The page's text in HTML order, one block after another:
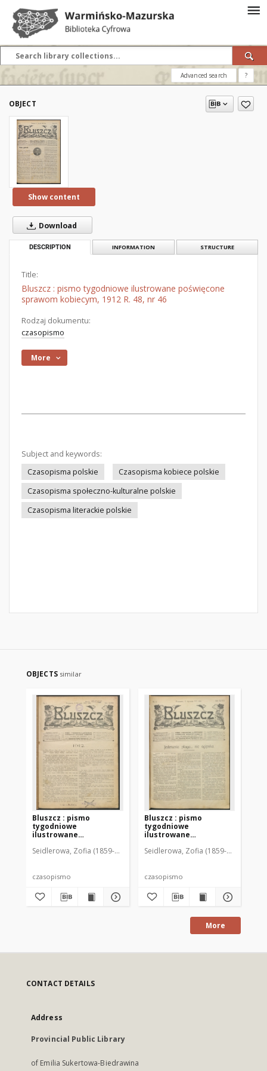
Advanced search ?
OBJECT
Show content
Download
DESCRIPTION INFORMATION STRUCTURE
Title:
Bluszcz : pismo tygodniowe ilustrowane poświęcone
sprawom kobiecym, 1912 R. 48, nr 46
Rodzaj dokumentu:
czasopismo
More
Subject and keywords:
Czasopisma polskie
Czasopisma kobiece polskie
Czasopisma społeczno-kulturalne polskie
Czasopisma literackie polskie
OBJECTS similar
Bluszcz : pismo
tygodniowe
ilustrowane
kobiecym, 1912 R. 48, nr
Seidlerowa, Zofia (1859-1919). Red. i Wyd.
czasopismo
Bluszcz : pismo
tygodniowe
ilustrowane
kobiecym, 1912 R. 48, nr
Seidlerowa, Zofia (1859-1919). Red.
czasopismo
More
CONTACT DETAILS
Address
Provincial Public Library
of Emilia Sukertowa-Biedrawina